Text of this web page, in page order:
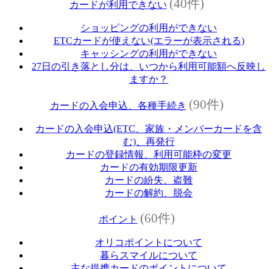
カードが利用できない (40件)
ショッピングの利用ができない
ETCカードが使えない(エラーが表示される)
キャッシングの利用ができない
27日の引き落とし分は、いつから利用可能額へ反映し
ますか？
カードの入会申込、各種手続き (90件)
カードの入会申込(ETC、家族・メンバーカードを含
む)、再発行
カードの登録情報、利用可能枠の変更
カードの有効期限更新
カードの紛失、盗難
カードの解約、脱会
ポイント (60件)
オリコポイントについて
暮らスマイルについて